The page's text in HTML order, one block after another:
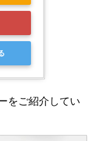
をご紹介してい